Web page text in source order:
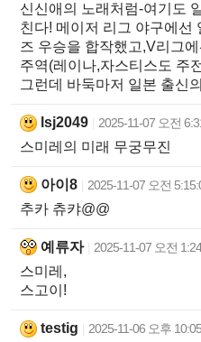
신신애의 노래처럼-여기도
친다! 메이저 리그 야구에선
즈 우승을 합작했고,V리그
주역(레이나,자스티스도 주
그런데 바둑마저 일본 출신
lsj2049 2025-11-07 오전
스미레의 미래 무궁무진
아이8 2025-11-07 오전
추카 츄캬@@
예류자 2025-11-07 오전
스미레,
스고이!
testig 2025-11-06 오후